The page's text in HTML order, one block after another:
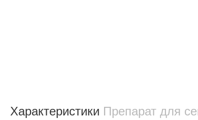
Характеристики Препарат для